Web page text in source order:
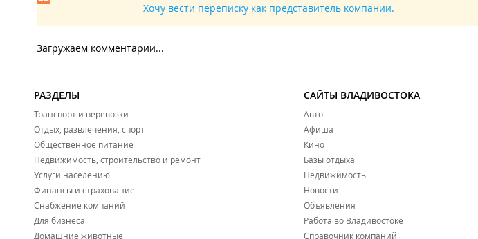
Хочу вести переписку как представитель компании.
Загружаем комментарии...
РАЗДЕЛЫ
Транспорт и перевозки
Отдых, развлечения, спорт
Общественное питание
Недвижимость, строительство и ремонт
Услуги населению
Финансы и страхование
Снабжение компаний
Для бизнеса
Домашние животные
САЙТЫ ВЛАДИВОСТОКА
Авто
Афиша
Кино
Базы отдыха
Недвижимость
Новости
Объявления
Работа во Владивостоке
Справочник компаний